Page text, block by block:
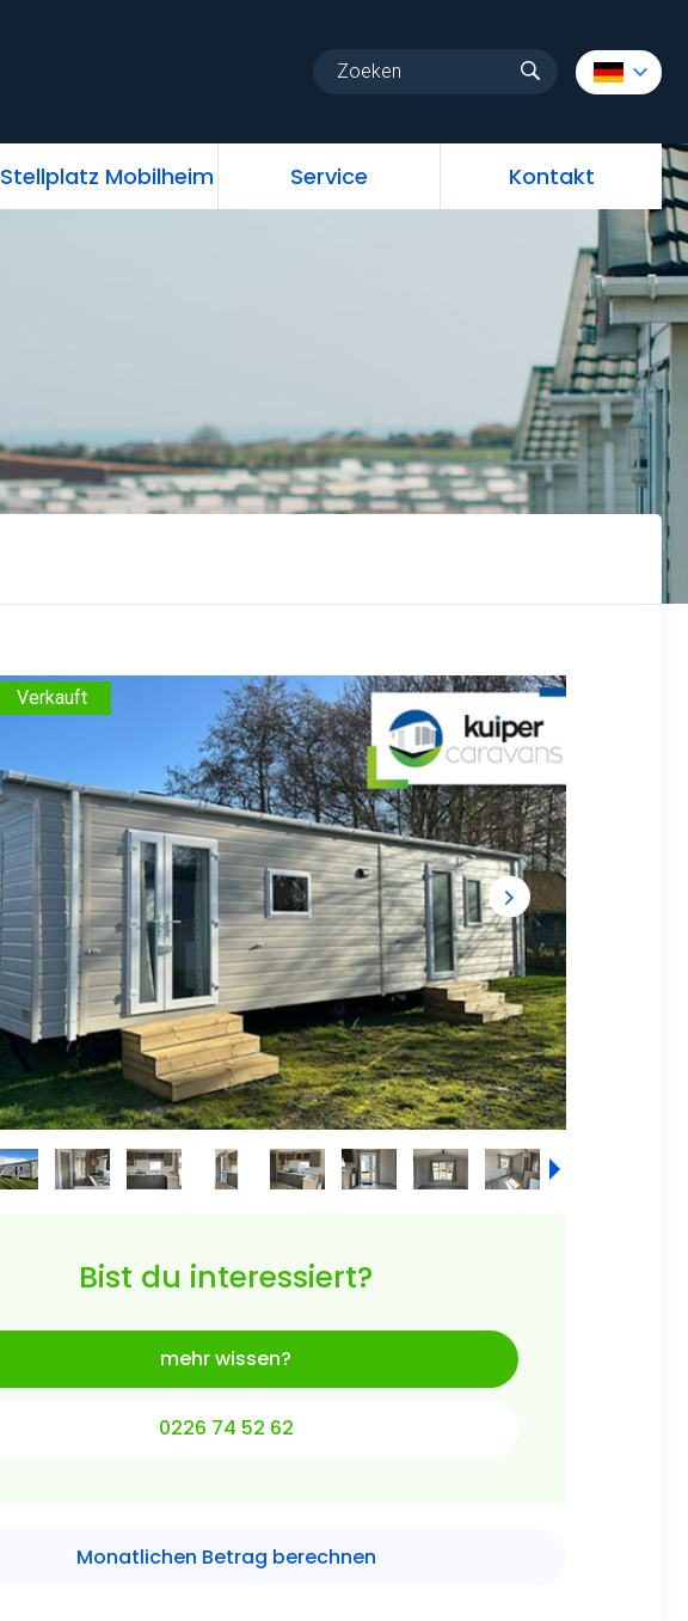
Stellplatz Mobilheim Service Kontakt
Kontakt
Verkauft
Bist du interessiert?
mehr wissen?
0226 74 52 62
Monatlichen Betrag berechnen